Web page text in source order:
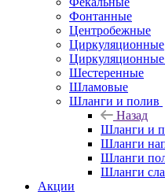
Фонтанные
Центробежные
Циркуляционные
Шестеренные
Шламовые
Шланги и полив
Назад
Шланги и
Шланги
Шланги
Шланги
Акции